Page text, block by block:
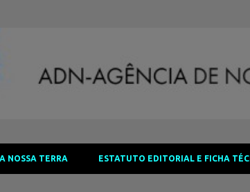
NOSSA TERRA ESTATUTO EDITORIAL E FICHA